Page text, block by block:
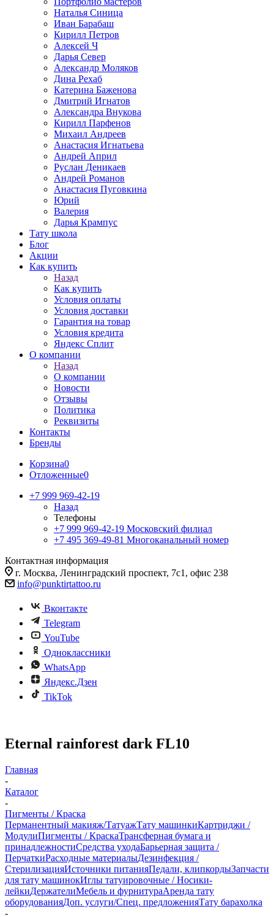
Наталья Синица
Иван Барабаш
Кирилл Петров
Алексей Ч
Дарья Север
Александр Моляков
Дина Рехаб
Катерина Баженова
Дмитрий Игнатов
Александра Внукова
Кирилл Парфенов
Михаил Андреев
Анастасия Игнатьева
Андрей Април
Руслан Деникаев
Андрей Романов
Анастасия Пуговкина
Юрий
Валерия
Дарья Крампус
Тату школа
Блог
Акции
Как купить
Назад
Как купить
Условия оплаты
Условия доставки
Гарантия на товар
Условия кредита
Яндекс Сплит
О компании
Назад
О компании
Новости
Отзывы
Политика
Реквизиты
Контакты
Бренды
Корзина0
Отложенные0
+7 999 969-42-19
Назад
Телефоны
+7 999 969-42-19 Московский филиал
+7 495 369-49-81 Многоканальный номер
Контактная информация
г. Москва, Ленинградский проспект, 7с1, офис 238
info@punktirtattoo.ru
Вконтакте
Telegram
YouTube
Одноклассники
WhatsApp
Яндекс.Дзен
TikTok
Eternal rainforest dark FL10
Главная
-
Каталог
-
Пигменты / Краска
Перманентный макияж/ТатуажТату машинкиКартриджи /
МодулиПигменты / КраскаТрансферная бумага и
принадлежностиСредства уходаБарьерная защита /
ПерчаткиРасходные материалыДезинфекция /
СтерилизацияИсточники питанияПедали, клипкордыЗапчасти
для тату машинокИглы татуировочные / Носики-
лейкиДержателиМебель и фурнитураАренда тату
оборудованияДоп. услуги/Спец. предложенияТату барахолка
-